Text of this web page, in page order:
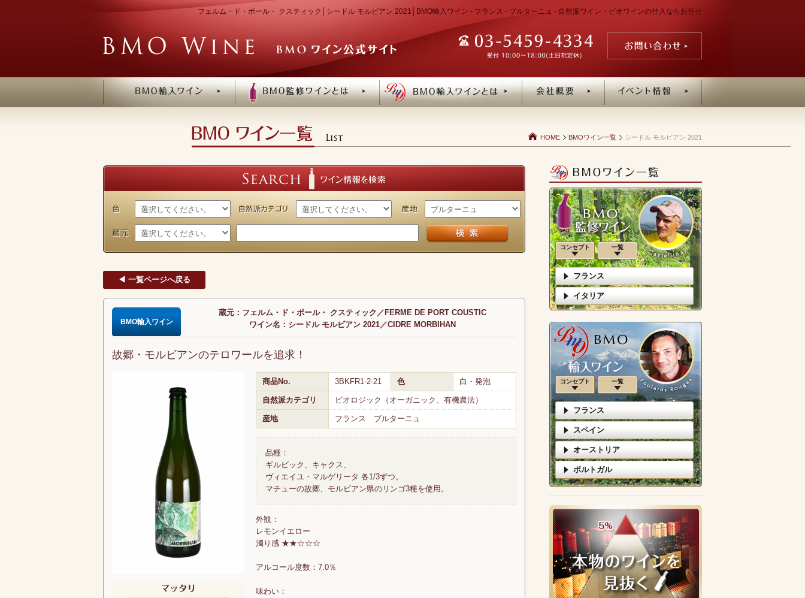
フェルム・ド・ポール・ クスティック│シードル モルビアン 2021│BMO輸入ワイン - フランス - ブルターニュ - 自然派ワイン・ビオワインの仕入ならお任せ
HOME BMOワイン一覧 シードル モルビアン 2021
◀ 一覧ページへ戻る
BMO輸入ワイン
蔵元：フェルム・ド・ポール・ クスティック／FERME DE PORT COUSTIC
ワイン名：シードル モルビアン 2021／CIDRE MORBIHAN
故郷・モルビアンのテロワールを追求！
商品No. 3BKFR1-2-21 色 白・発泡
自然派カテゴリ ビオロジック（オーガニック、有機農法）
産地 フランス ブルターニュ
品種：
ギルビック、キャクス、
ヴィエイユ・マルゲリータ 各1/3ずつ。
マチューの故郷、モルビアン県のリンゴ3種を使用。
外観：
レモンイエロー
濁り感 ★★☆☆☆
アルコール度数：7.0％
味わい：
コンセプト 一覧
フランス
イタリア
コンセプト 一覧
フランス
スペイン
オーストリア
ポルトガル